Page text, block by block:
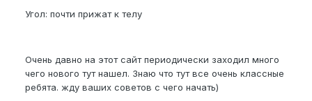
Угол: почти прижат к телу
Очень давно на этот сайт периодически заходил много
чего нового тут нашел. Знаю что тут все очень классные
ребята. жду ваших советов с чего начать)